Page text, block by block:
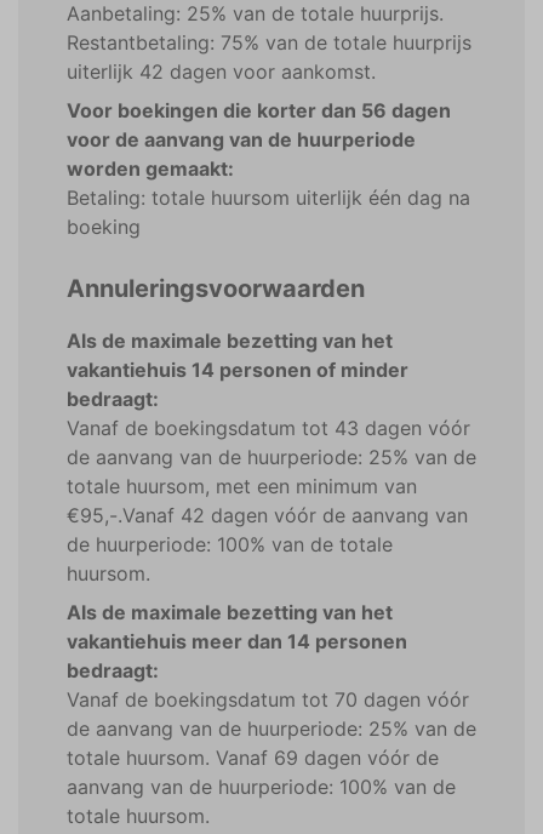
Aanbetaling: 25% van de totale huurprijs.
Restantbetaling: 75% van de totale huurprijs
uiterlijk 42 dagen voor aankomst.
Voor boekingen die korter dan 56 dagen
voor de aanvang van de huurperiode
worden gemaakt:
Betaling: totale huursom uiterlijk één dag na
boeking
Annuleringsvoorwaarden
Als de maximale bezetting van het
vakantiehuis 14 personen of minder
bedraagt:
Vanaf de boekingsdatum tot 43 dagen vóór
de aanvang van de huurperiode: 25% van de
totale huursom, met een minimum van
€95,-.Vanaf 42 dagen vóór de aanvang van
de huurperiode: 100% van de totale
huursom.
Als de maximale bezetting van het
vakantiehuis meer dan 14 personen
bedraagt:
Vanaf de boekingsdatum tot 70 dagen vóór
de aanvang van de huurperiode: 25% van de
totale huursom. Vanaf 69 dagen vóór de
aanvang van de huurperiode: 100% van de
totale huursom.